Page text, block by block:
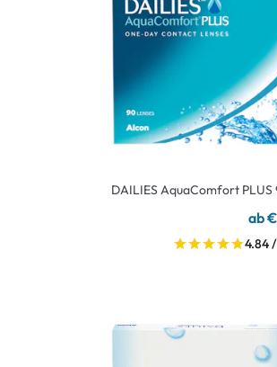
DAILIES AquaComfort PLUS
ab
4.84